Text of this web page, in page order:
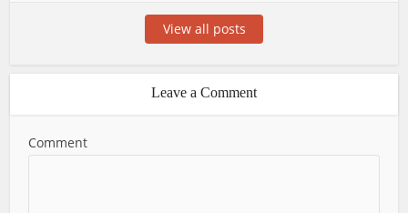
View all posts
Leave a Comment
Comment